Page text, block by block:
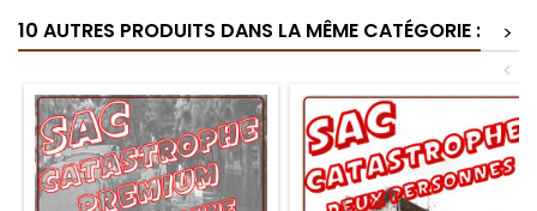
nature. Un équipement
complet et fonctionnel, en
produit pas de chaleur.
Autonomie de 8 heures
10 AUTRES PRODUITS DANS LA MÊME CATÉGORIE :
>
<